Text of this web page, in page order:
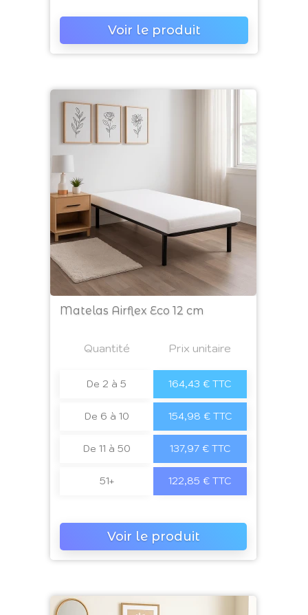
Voir le produit
Matelas Airflex Eco 12 cm
Quantité Prix unitaire
De 2 à 5 164,43 € TTC
De 6 à 10 154,98 € TTC
De 11 à 50 137,97 € TTC
51+ 122,85 € TTC
Voir le produit